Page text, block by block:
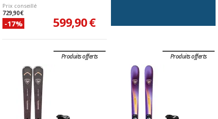
Prix conseillé
729,90 €
-17% 599,90 €
Produits offerts Produits offerts